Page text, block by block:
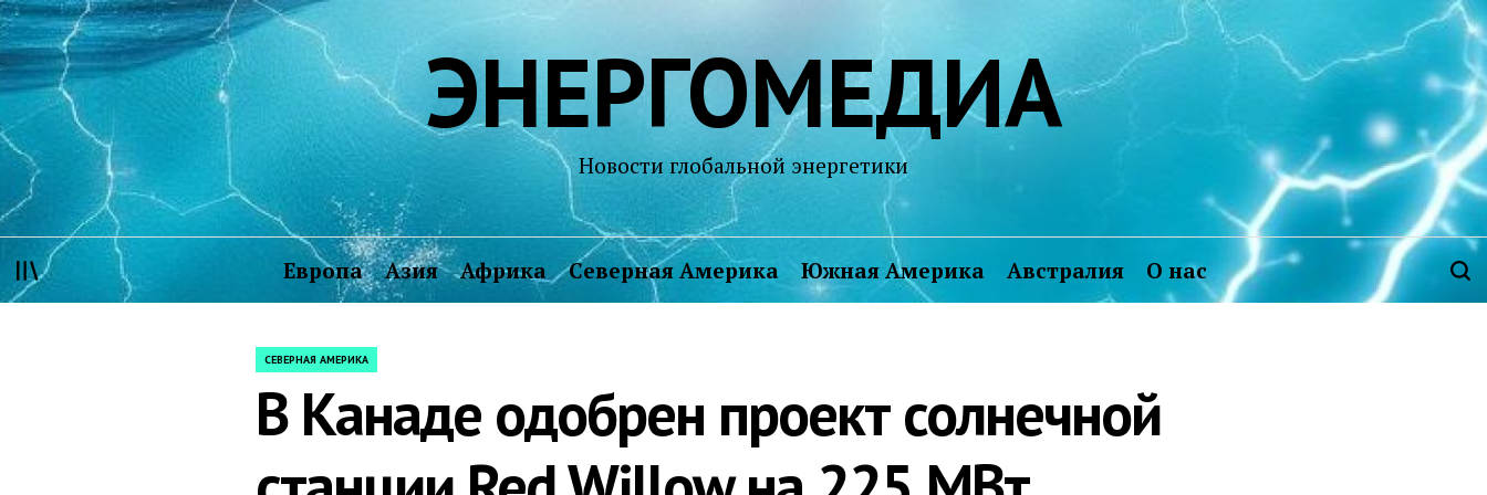
Skip
to
content
ЭНЕРГОМЕДИА
Новости глобальной энергетики
Европа Азия Африка Северная Америка Южная Америка Австралия О нас
POSTED
СЕВЕРНАЯ АМЕРИКА
В Канаде одобрен проект солнечной